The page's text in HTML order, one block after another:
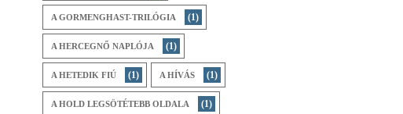
A GORMENGHAST-TRILÓGIA (1)
A HERCEGNŐ NAPLÓJA (1)
A HETEDIK FIÚ (1) A HÍVÁS (1)
A HOLD LEGSÖTÉTEBB OLDALA (1)